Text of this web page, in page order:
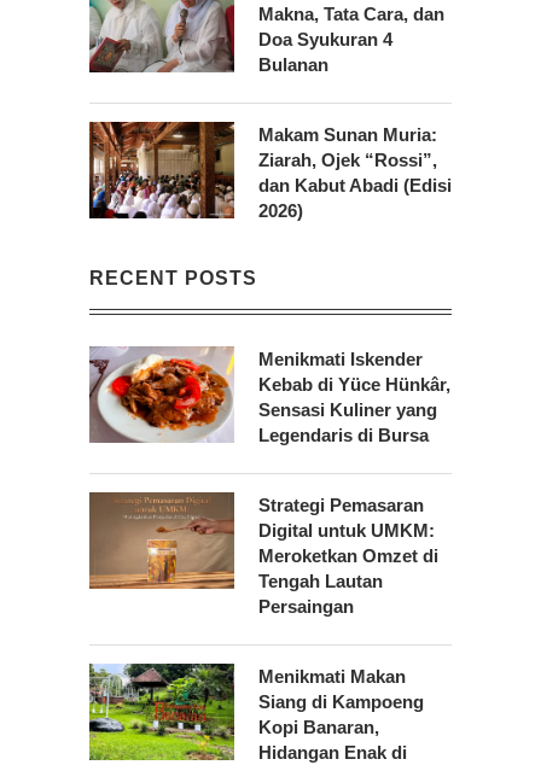
Makna, Tata Cara, dan
Doa Syukuran 4
Bulanan
Makam Sunan Muria:
Ziarah, Ojek “Rossi”,
dan Kabut Abadi (Edisi
2026)
RECENT POSTS
Menikmati Iskender
Kebab di Yüce Hünkâr,
Sensasi Kuliner yang
Legendaris di Bursa
Strategi Pemasaran
Digital untuk UMKM:
Meroketkan Omzet di
Tengah Lautan
Persaingan
Menikmati Makan
Siang di Kampoeng
Kopi Banaran,
Hidangan Enak di